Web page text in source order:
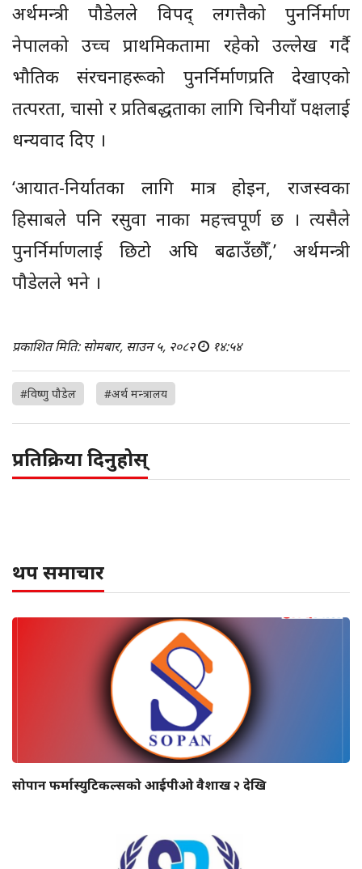
अर्थमन्त्री पौडेलले विपद् लगत्तैको पुनर्निर्माण
नेपालको उच्च प्राथमिकतामा रहेको उल्लेख गर्दै
भौतिक संरचनाहरूको पुनर्निर्माणप्रति देखाएको
तत्परता, चासो र प्रतिबद्धताका लागि चिनीयाँ पक्षलाई
धन्यवाद दिए ।
‘आयात-निर्यातका लागि मात्र होइन, राजस्वका
हिसाबले पनि रसुवा नाका महत्त्वपूर्ण छ । त्यसैले
पुनर्निर्माणलाई छिटो अघि बढाउँछौँ,’ अर्थमन्त्री
पौडेलले भने ।
प्रकाशित मिति: सोमबार, साउन ५, २०८२ १४:५४
#विष्णु पौडेल #अर्थ मन्त्रालय
प्रतिक्रिया दिनुहोस्
थप समाचार
सोपान फर्मास्युटिकल्सको आईपीओ वैशाख २ देखि